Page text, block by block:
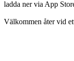
ladda ner via App
Välkommen åter vid